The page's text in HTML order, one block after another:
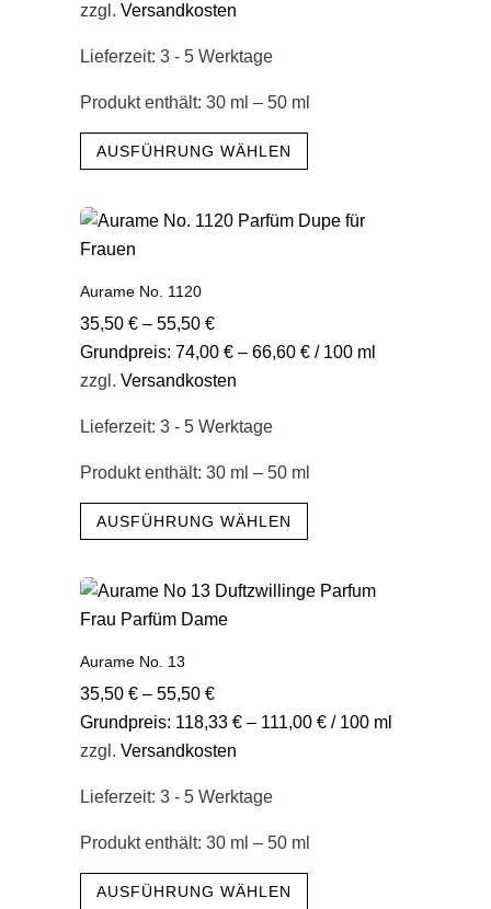
gewählt
werden
zzgl.Versandkosten
Lieferzeit:3 - 5 Werktage
Produkt enthält: 30 ml – 50 ml
AUSFÜHRUNG WÄHLEN
Dieses
mehrere
können
gewählt
werden
Aurame No. 1120
35,50€ –55,50€
Grundpreis:74,00€ –66,60€ / 100 ml
zzgl.Versandkosten
Lieferzeit:3 - 5 Werktage
Produkt enthält: 30 ml – 50 ml
AUSFÜHRUNG WÄHLEN
Dieses
mehrere
können
gewählt
werden
Aurame No. 13
35,50€ –55,50€
Grundpreis: 118,33€ – 111,00€ / 100 ml
zzgl.Versandkosten
Lieferzeit:3 - 5 Werktage
Produkt enthält: 30 ml – 50 ml
AUSFÜHRUNG WÄHLEN
Dieses